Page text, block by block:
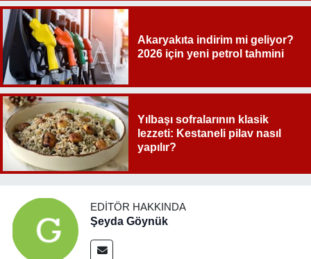
Akaryakıta indirim mi geliyor?
2026 için yeni petrol tahmini
Yılbaşı sofralarının klasik
lezzeti: Kestaneli pilav nasıl
yapılır?
EDITÖR HAKKINDA
Şeyda Göynük